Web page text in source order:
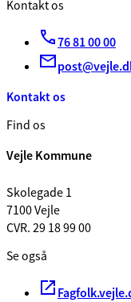
Kontakt os
76 81 00 00
Kontakt os
Find os
Vejle Kommune
Skolegade 1
7100 Vejle
CVR. 29 18 99 00
Se også